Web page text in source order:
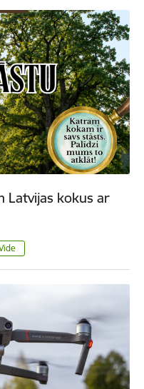
Latvijas kokus ar